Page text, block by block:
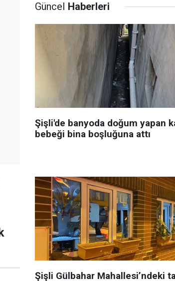
Güncel Haberleri
Şişli'de banyoda doğum yapan
bebeği bina boşluğuna attı
Şişli Gülbahar Mahallesi’ndeki